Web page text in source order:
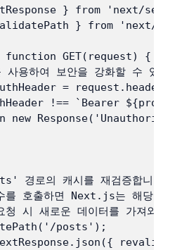
} from 'next/
} from 'next/
function GET(request) {
용하여 보안을 강화할 수 있습니
=
!== `Bearer
new
경로의 캐시를 재검증합니다.
호출하면 Next.js는 해당 경로
시 새로운 데이터를 가져와 페이
posts');